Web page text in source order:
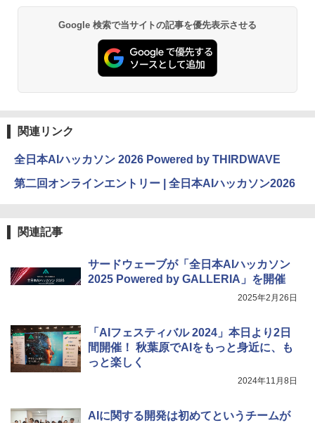
Google 検索で当サイトの記事を優先表示させる
関連リンク
全日本AIハッカソン 2026 Powered by THIRDWAVE
第二回オンラインエントリー | 全日本AIハッカソン2026
関連記事
サードウェーブが「全日本AIハッカソン
2025 Powered by GALLERIA」を開催
2025年2月26日
「AIフェスティバル 2024」本日より2日
間開催！ 秋葉原でAIをもっと身近に、も
っと楽しく
2024年11月8日
AIに関する開発は初めてというチームが